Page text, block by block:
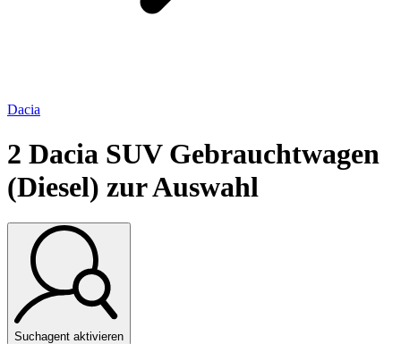
Dacia
2 Dacia SUV Gebrauchtwagen
(Diesel) zur Auswahl
Suchagent aktivieren